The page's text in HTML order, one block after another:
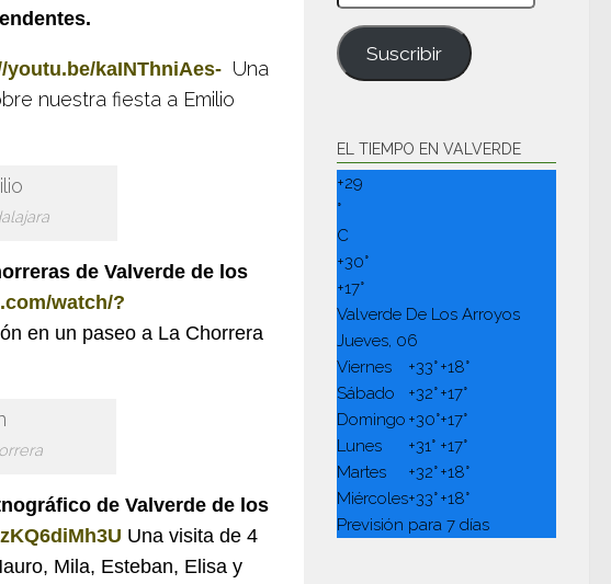
youtu.be/kaINThniAes- Una
nuestra fiesta a Emilio
de Valverde de los
watch/?
en un paseo a La Chorrera
de Valverde de los
Una visita de 4
Mila, Esteban, Elisa y
electrónico
Suscribir
EL TIEMPO EN VALVERDE
+29
°
C
+30°
+17°
Valverde De Los Arroyos
Jueves, 06
Viernes
+33°+18°
Sábado
+32°+17°
Domingo +30°+17°
Lunes
+31° +17°
Martes
+32°+18°
Miércoles+33°+18°
Previsión para 7 días